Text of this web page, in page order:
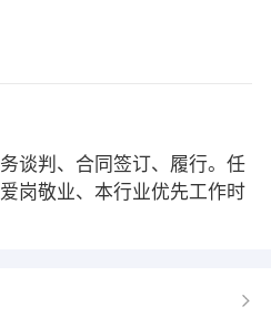
谈判、合同签订、履行。任
岗敬业、本行业优先工作时